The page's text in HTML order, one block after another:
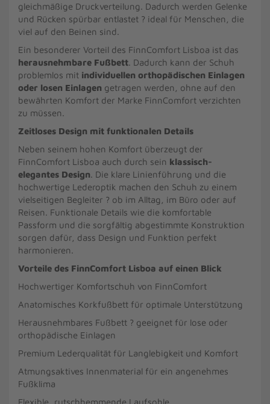
gleichmäßige Druckverteilung. Dadurch werden Gelenke
und Rücken spürbar entlastet ? ideal für Menschen, die
viel auf den Beinen sind.
Ein besonderer Vorteil des FinnComfort Lisboa ist das
herausnehmbare Fußbett. Dadurch kann der Schuh
problemlos mit individuellen orthopädischen Einlagen
oder losen Einlagen getragen werden, ohne auf den
bewährten Komfort der Marke FinnComfort verzichten
zu müssen.
Zeitloses Design mit funktionalen Details
Neben seinem hohen Komfort überzeugt der
FinnComfort Lisboa auch durch sein klassisch-
elegantes Design. Die klare Linienführung und die
hochwertige Lederoptik machen den Schuh zu einem
vielseitigen Begleiter ? ob im Alltag, im Büro oder auf
Reisen. Funktionale Details wie die komfortable
Passform und die sorgfältig abgestimmte Konstruktion
sorgen dafür, dass Design und Funktion perfekt
harmonieren.
Vorteile des FinnComfort Lisboa auf einen Blick
Hochwertiger Komfortschuh von FinnComfort
Anatomisches Korkfußbett für optimale Unterstützung
Herausnehmbares Fußbett ? geeignet für lose oder
orthopädische Einlagen
Premium Lederqualität für Langlebigkeit und Komfort
Atmungsaktives Innenmaterial für ein angenehmes
Fußklima
Flexible, rutschhemmende Laufsohle